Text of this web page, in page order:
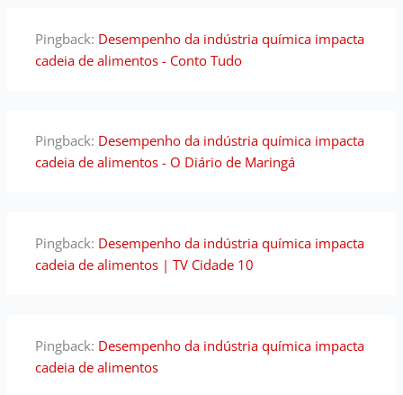
Pingback: Desempenho da indústria química impacta
cadeia de alimentos - Conto Tudo
Pingback: Desempenho da indústria química impacta
cadeia de alimentos - O Diário de Maringá
Pingback: Desempenho da indústria química impacta
cadeia de alimentos | TV Cidade 10
Pingback: Desempenho da indústria química impacta
cadeia de alimentos